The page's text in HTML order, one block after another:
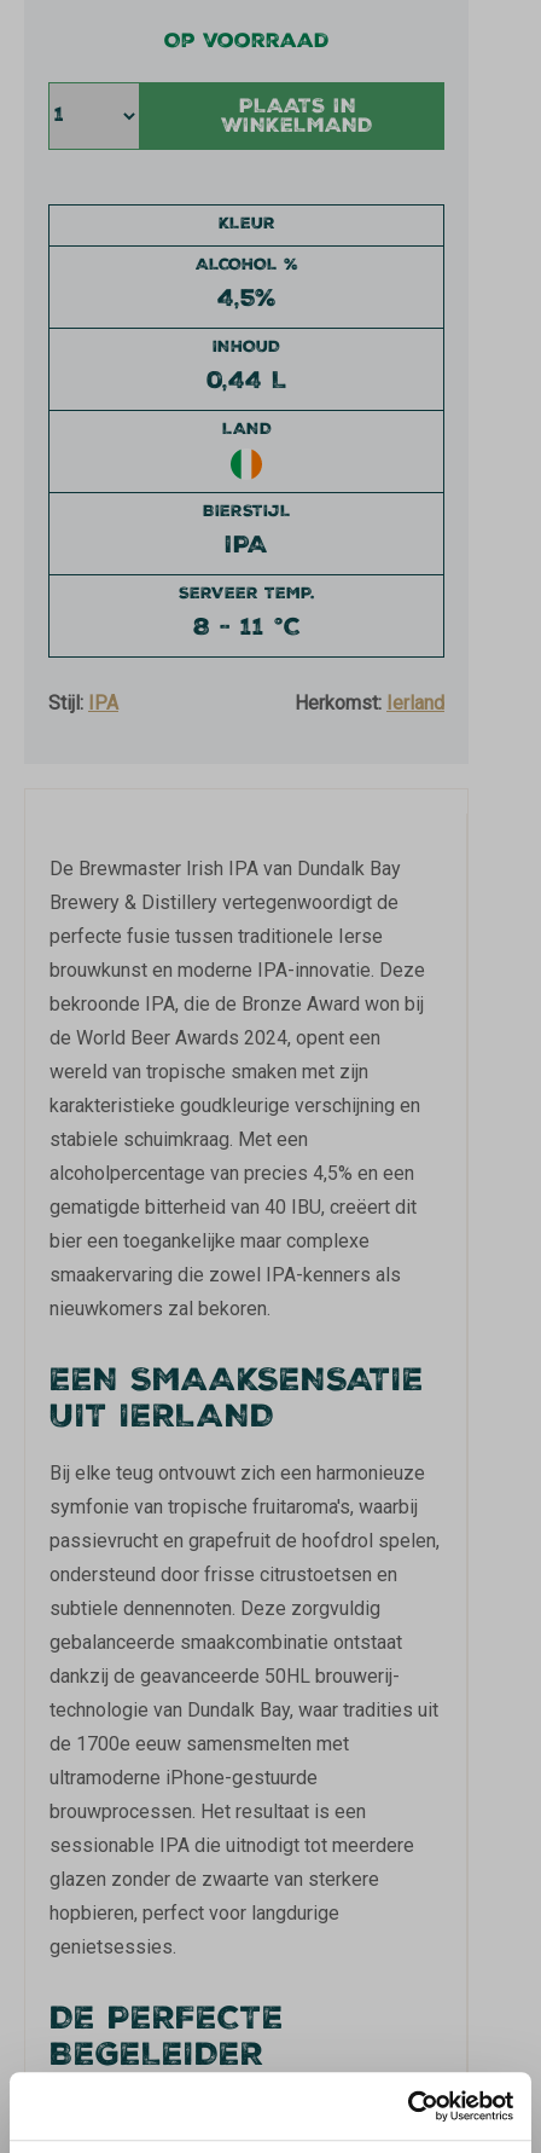
KLEUR
ALCOHOL %
4,5%
INHOUD
0,44 L
LAND
BIERSTIJL
IPA
SERVEER TEMP.
8 - 11 °C
Stijl: IPA Herkomst: Ierland
Op voorraad
PLAATS IN
WINKELMAND
De Brewmaster Irish IPA van Dundalk Bay
Brewery & Distillery vertegenwoordigt de
perfecte fusie tussen traditionele Ierse
brouwkunst en moderne IPA-innovatie. Deze
bekroonde IPA, die de Bronze Award won bij
de World Beer Awards 2024, opent een
wereld van tropische smaken met zijn
karakteristieke goudkleurige verschijning en
stabiele schuimkraag. Met een
alcoholpercentage van precies 4,5% en een
gematigde bitterheid van 40 IBU, creëert dit
bier een toegankelijke maar complexe
smaakervaring die zowel IPA-kenners als
nieuwkomers zal bekoren.
EEN SMAAKSENSATIE
UIT IERLAND
Bij elke teug ontvouwt zich een harmonieuze
symfonie van tropische fruitaroma's, waarbij
passievrucht en grapefruit de hoofdrol spelen,
ondersteund door frisse citrustoetsen en
subtiele dennennoten. Deze zorgvuldig
gebalanceerde smaakcombinatie ontstaat
dankzij de geavanceerde 50HL brouwerij-
technologie van Dundalk Bay, waar tradities uit
de 1700e eeuw samensmelten met
ultramoderne iPhone-gestuurde
brouwprocessen. Het resultaat is een
sessionable IPA die uitnodigt tot meerdere
glazen zonder de zwaarte van sterkere
hopbieren, perfect voor langdurige
genietsessies.
DE PERFECTE
BEGELEIDER
Deze veelzijdige IPA vormt een uitstekende
combinatie bij BBQ-gerechten, rood vlees en